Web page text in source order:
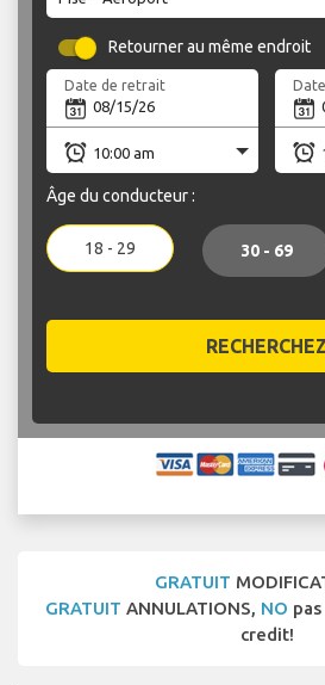
Retourner au même endroit
Date de retrait
Âge du conducteur :
18 - 29 30 - 69
RECHERCHEZ
GRATUIT
GRATUIT ANNULATIONS, NO
credit!